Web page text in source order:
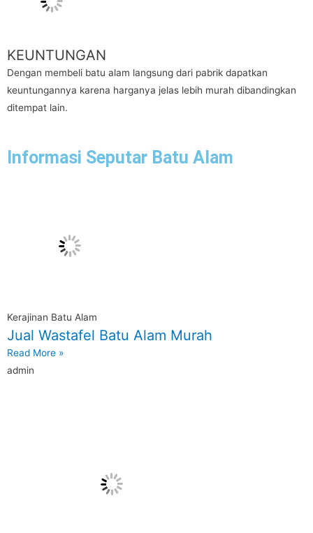
KEUNTUNGAN
Dengan membeli batu alam langsung dari pabrik dapatkan
keuntungannya karena harganya jelas lebih murah dibandingkan
ditempat lain.
Informasi Seputar Batu Alam
Kerajinan Batu Alam
Jual Wastafel Batu Alam Murah
Read More »
admin